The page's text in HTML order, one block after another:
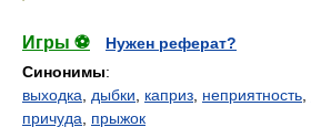
Игры ⚽
Нужен реферат?
Синонимы:
выходка
дыбки каприз неприятность
причуда
прыжок